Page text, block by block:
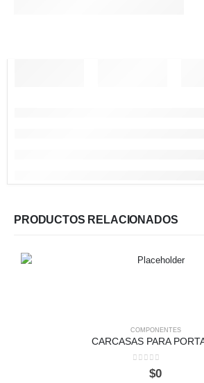
PRODUCTOS RELACIONADOS
COMPONENTES
CARCASAS PARA
out of 5
$0